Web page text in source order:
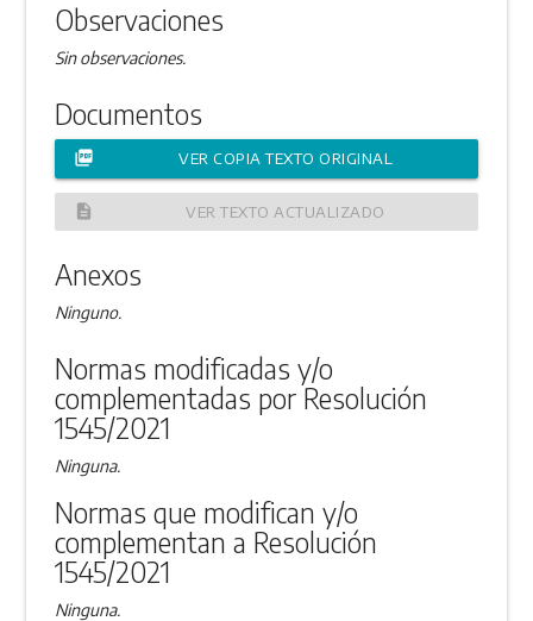
Observaciones
Sin observaciones.
Documentos
picture_as_pdf VER COPIA TEXTO ORIGINAL
description VER TEXTO ACTUALIZADO
Anexos
Ninguno.
Normas modificadas y/o
complementadas por Resolución
1545/2021
Ninguna.
Normas que modifican y/o
complementan a Resolución
1545/2021
Ninguna.